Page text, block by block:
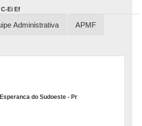
Ei Ef
Administrativa APMF
do Sudoeste - Pr